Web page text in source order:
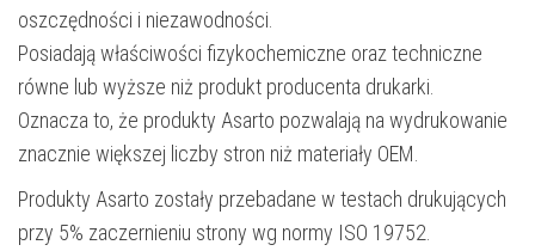
oszczędności i niezawodności.
Posiadają właściwości fizykochemiczne oraz techniczne
równe lub wyższe niż produkt producenta drukarki.
Oznacza to, że produkty Asarto pozwalają na wydrukowanie
znacznie większej liczby stron niż materiały OEM.
Produkty Asarto zostały przebadane w testach drukujących
przy 5% zaczernieniu strony wg normy ISO 19752.